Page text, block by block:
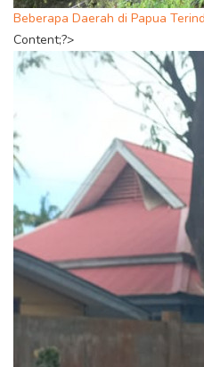
Beberapa Daerah di Papua
Content;?>